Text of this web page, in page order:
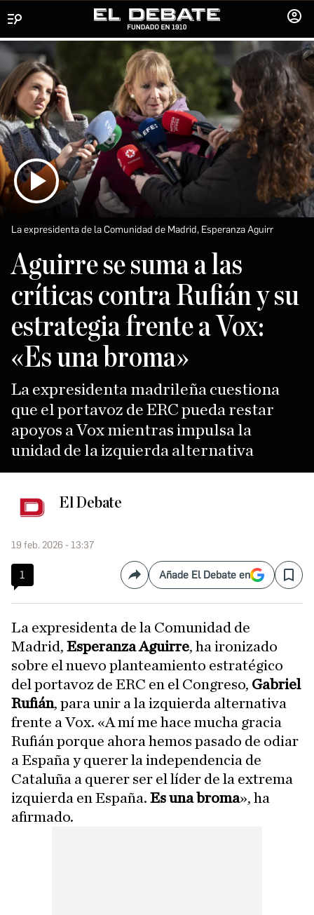
SESIÓN
La expresidenta de la Comunidad de Madrid, Esperanza Aguirr
Aguirre se suma a las
críticas contra Rufián y su
estrategia frente a Vox:
«Es una broma»
La expresidenta madrileña cuestiona
que el portavoz de ERC pueda restar
apoyos a Vox mientras impulsa la
unidad de la izquierda alternativa
El Debate
19 feb. 2026 - 13:37
1 CompartirAñade El Debate en Save
La expresidenta de la Comunidad de
Madrid, Esperanza Aguirre, ha ironizado
sobre el nuevo planteamiento estratégico
del portavoz de ERC en el Congreso, Gabriel
Rufián, para unir a la izquierda alternativa
frente a Vox. «A mí me hace mucha gracia
Rufián porque ahora hemos pasado de odiar
a España y querer la independencia de
Cataluña a querer ser el líder de la extrema
izquierda en España. Es una broma», ha
afirmado.